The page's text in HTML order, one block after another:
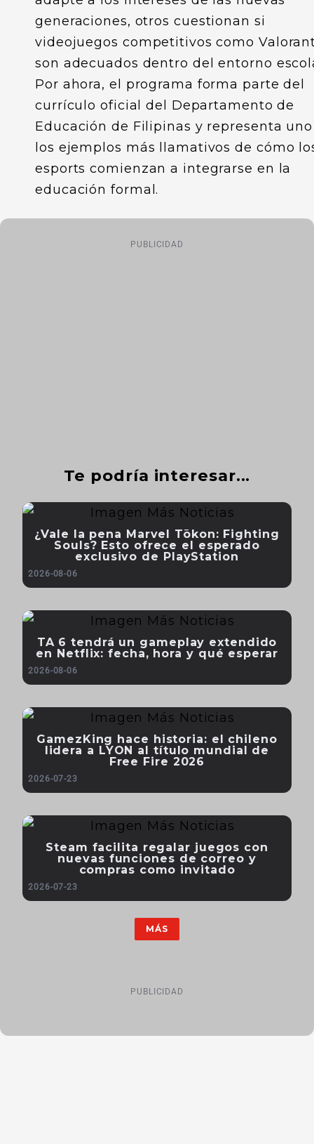
generaciones, otros cuestionan si
videojuegos competitivos como
son adecuados dentro del entorno
Por ahora, el programa forma parte del
currículo oficial del Departamento de
Educación de Filipinas y representa
los ejemplos más llamativos de cómo
esports comienzan a integrarse en la
educación formal.
PUBLICIDAD
Te podría interesar...
¿Vale la pena Marvel Tōkon: Fighting
Souls? Esto ofrece el esperado
exclusivo de PlayStation
2026-08-06
TA 6 tendrá un gameplay extendido
en Netflix: fecha, hora y qué esperar
2026-08-06
GamezKing hace historia: el chileno
lidera a LYON al título mundial de
Free Fire 2026
2026-07-23
Steam facilita regalar juegos con
nuevas funciones de correo y
compras como invitado
2026-07-23
MÁS
PUBLICIDAD